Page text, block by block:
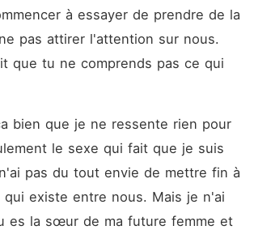
à essayer de prendre de la
pas attirer l'attention sur nous.
que tu ne comprends pas ce qui
bien que je ne ressente rien pour
le sexe qui fait que je suis
pas du tout envie de mettre fin à
existe entre nous. Mais je n'ai
es la sœur de ma future femme et